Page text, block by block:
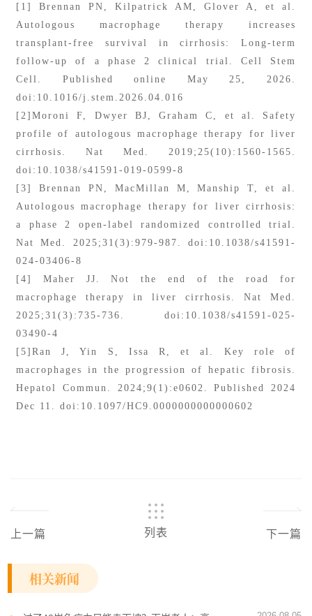
[1] Brennan PN, Kilpatrick AM, Glover A, et al.
Autologous macrophage therapy increases
transplant-free survival in cirrhosis: Long-term
follow-up of a phase 2 clinical trial. Cell Stem
Cell. Published online May 25, 2026.
doi:10.1016/j.stem.2026.04.016
[2]Moroni F, Dwyer BJ, Graham C, et al. Safety
profile of autologous macrophage therapy for liver
cirrhosis. Nat Med. 2019;25(10):1560-1565.
doi:10.1038/s41591-019-0599-8
[3] Brennan PN, MacMillan M, Manship T, et al.
Autologous macrophage therapy for liver cirrhosis:
a phase 2 open-label randomized controlled trial.
Nat Med. 2025;31(3):979-987. doi:10.1038/s41591-
024-03406-8
[4] Maher JJ. Not the end of the road for
macrophage therapy in liver cirrhosis. Nat Med.
2025;31(3):735-736. doi:10.1038/s41591-025-
03490-4
[5]Ran J, Yin S, Issa R, et al. Key role of
macrophages in the progression of hepatic fibrosis.
Hepatol Commun. 2024;9(1):e0602. Published 2024
Dec 11. doi:10.1097/HC9.0000000000000602
上一篇 列表 下一篇
相关新闻